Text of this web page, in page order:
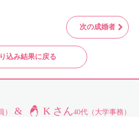
次の成婚者
込み結果に戻る
） & K さん40代（大学事務）